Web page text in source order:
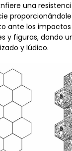
una
ante los impactos
y figuras, dando
y lúdico.